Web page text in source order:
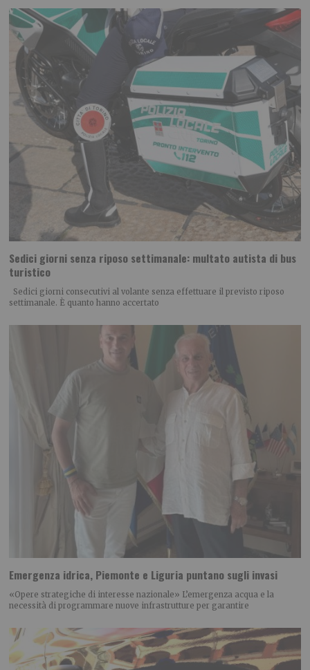
Sedici giorni senza riposo settimanale: multato autista di bus
turistico
Sedici giorni consecutivi al volante senza effettuare il previsto riposo
settimanale. È quanto hanno accertato
Emergenza idrica, Piemonte e Liguria puntano sugli invasi
«Opere strategiche di interesse nazionale» L’emergenza acqua e la
necessità di programmare nuove infrastrutture per garantire